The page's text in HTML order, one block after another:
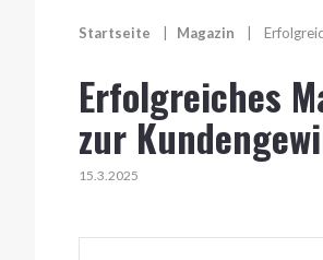
Startseite Magazin
Erfolgreiches
zur
15.3.2025